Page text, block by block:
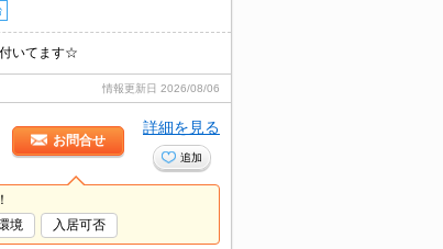
いてます☆
情報更新日 2026/08/06
お問合せ
詳細を見る
追加
境 入居可否